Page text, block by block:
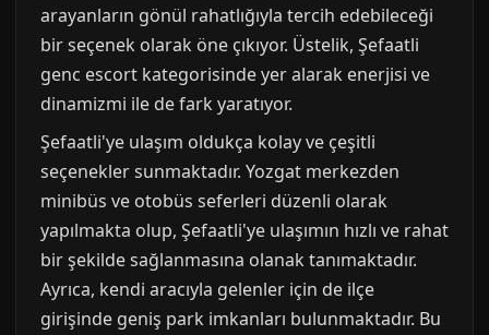
arayanların gönül rahatlığıyla tercih edebileceği
bir seçenek olarak öne çıkıyor. Üstelik, Şefaatli
genc escort kategorisinde yer alarak enerjisi ve
dinamizmi ile de fark yaratıyor.
Şefaatli'ye ulaşım oldukça kolay ve çeşitli
seçenekler sunmaktadır. Yozgat merkezden
minibüs ve otobüs seferleri düzenli olarak
yapılmakta olup, Şefaatli'ye ulaşımın hızlı ve rahat
bir şekilde sağlanmasına olanak tanımaktadır.
Ayrıca, kendi aracıyla gelenler için de ilçe
girişinde geniş park imkanları bulunmaktadır. Bu